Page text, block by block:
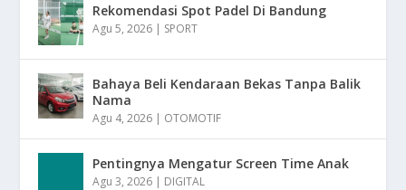
Rekomendasi Spot Padel Di Bandung
Agu 5, 2026 | SPORT
Bahaya Beli Kendaraan Bekas Tanpa Balik
Nama
Agu 4, 2026 | OTOMOTIF
Pentingnya Mengatur Screen Time Anak
Agu 3, 2026 | DIGITAL